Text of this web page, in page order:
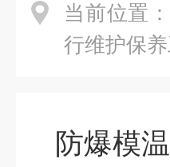
当前位置：
行维护保养
防爆模